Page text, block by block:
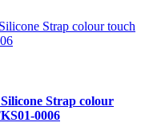
Strap colour
0006